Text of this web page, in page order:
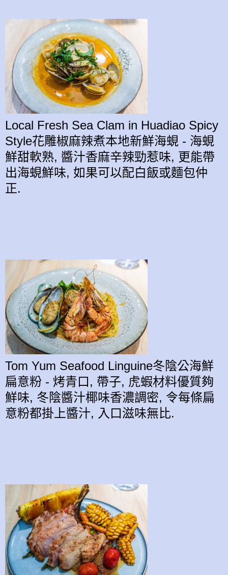
Local Fresh Sea Clam in Huadiao Spicy
Style花雕椒麻辣煮本地新鮮海蜆 - 海蜆
鮮甜軟熟, 醬汁香麻辛辣勁惹味, 更能帶
出海蜆鮮味, 如果可以配白飯或麵包仲
正.
Tom Yum Seafood Linguine冬陰公海鮮
扁意粉 - 烤青口, 帶子, 虎蝦材料優質夠
鮮味, 冬陰醬汁椰味香濃調密, 令每條扁
意粉都掛上醬汁, 入口滋味無比.